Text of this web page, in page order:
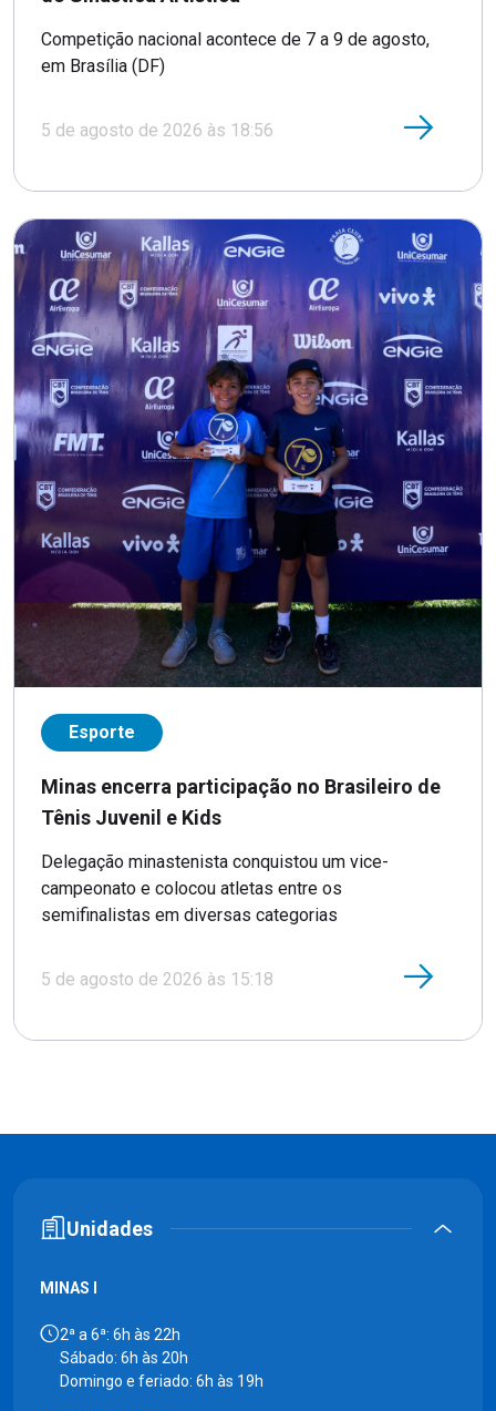
Competição nacional acontece de 7 a 9 de agosto,
em Brasília (DF)
5 de agosto de 2026 às 18:56
Esporte
Minas encerra participação no Brasileiro de
Tênis Juvenil e Kids
Delegação minastenista conquistou um vice-
campeonato e colocou atletas entre os
semifinalistas em diversas categorias
5 de agosto de 2026 às 15:18
Unidades
MINAS I
2ª a 6ª: 6h às 22h
Sábado: 6h às 20h
Domingo e feriado: 6h às 19h